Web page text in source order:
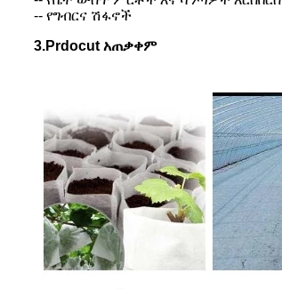
-- የግብርና ሽፋኖች
3.Prdocut አጠቃቀም